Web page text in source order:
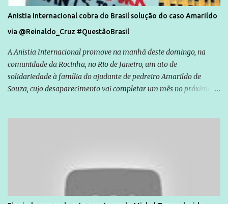
Anistia Internacional cobra do Brasil solução do caso Amarildo
via @Reinaldo_Cruz #QuestãoBrasil
A Anistia Internacional promove na manhã deste domingo, na
comunidade da Rocinha, no Rio de Janeiro, um ato de
solidariedade à família do ajudante de pedreiro Amarildo de
Souza, cujo desaparecimento vai completar um mês no próximo
são vítimas de violência, estão em situação de risco ou têm seus
direitos violados. Leia mais: Anistia Internacional cobra do Brasil